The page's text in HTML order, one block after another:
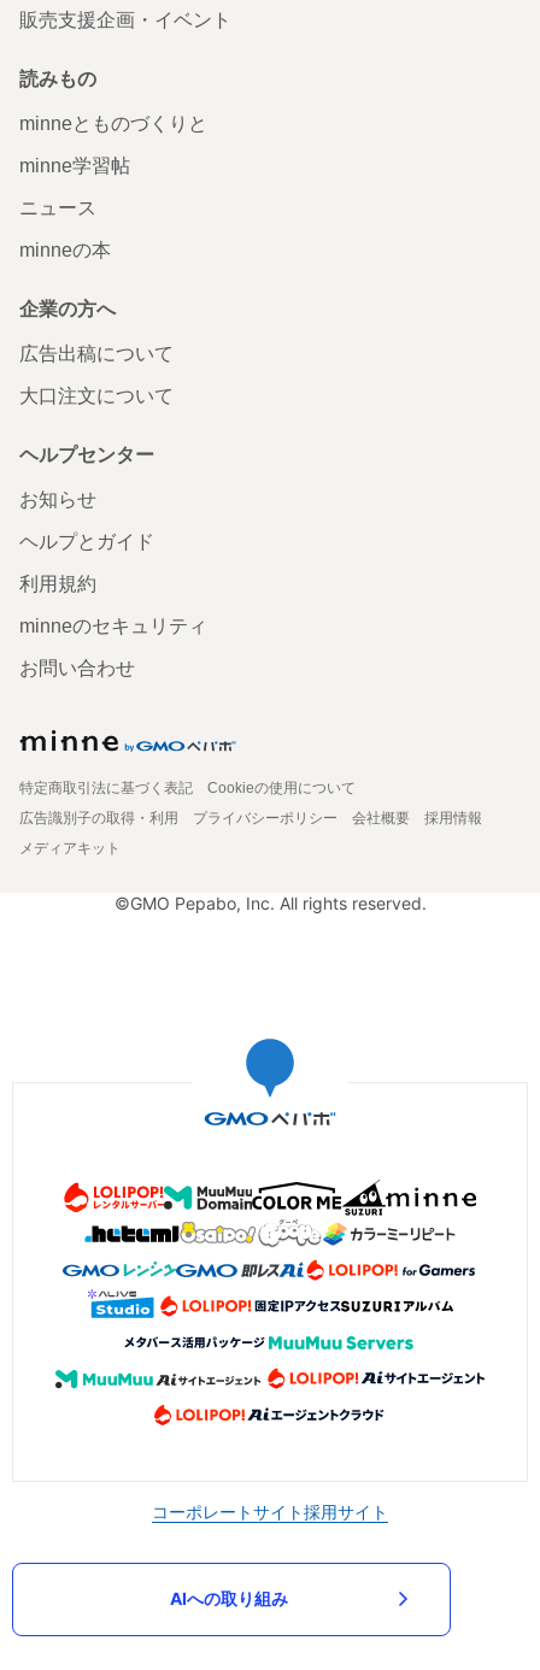
販売支援企画・イベント
読みもの
minneとものづくりと
minne学習帖
ニュース
minneの本
企業の方へ
広告出稿について
大口注文について
ヘルプセンター
お知らせ
ヘルプとガイド
利用規約
minneのセキュリティ
お問い合わせ
特定商取引法に基づく表記
Cookieの使用について
広告識別子の取得・利用
プライバシーポリシー 会社概要
採用情報
メディアキット
©GMO Pepabo, Inc. All rights reserved.
コーポレートサイト採用サイト
AIへの取り組み